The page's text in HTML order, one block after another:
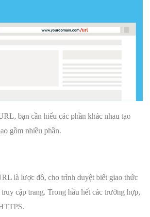
bạn cần hiểu các phần khác nhau tạo
gồm nhiều phần.
là lược đồ, cho trình duyệt biết giao thức
cập trang. Trong hầu hết các trường hợp,